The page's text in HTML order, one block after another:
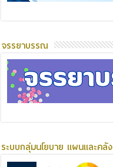
จรรยาบรรณ
ระบบกลุ่มนโยบาย แผนและคลัง